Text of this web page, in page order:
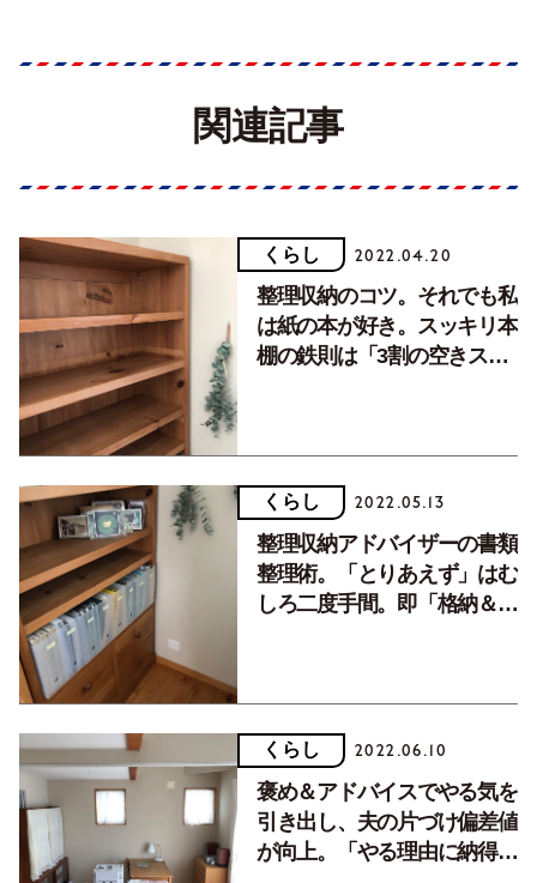
関連記事
くらし 2022.04.20
整理収納のコツ。それでも私
は紙の本が好き。スッキリ本
棚の鉄則は「3割の空きスペ
くらし 2022.05.13
整理収納アドバイザーの書類
整理術。「とりあえず」はむ
しろ二度手間。即「格納＆破
くらし 2022.06.10
褒め＆アドバイスでやる気を
引き出し、夫の片づけ偏差値
が向上。「やる理由に納得